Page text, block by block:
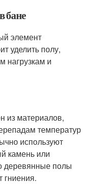
бане
элемент
уделить полу,
нагрузкам и
из материалов,
температур
используют
камень или
деревянные полы
гниения.